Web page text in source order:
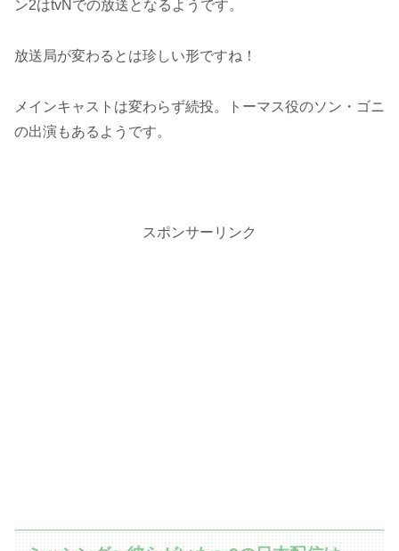
ン2はtvNでの放送となるようです。
放送局が変わるとは珍しい形ですね！
メインキャストは変わらず続投。トーマス役のソン・ゴニ
の出演もあるようです。
スポンサーリンク